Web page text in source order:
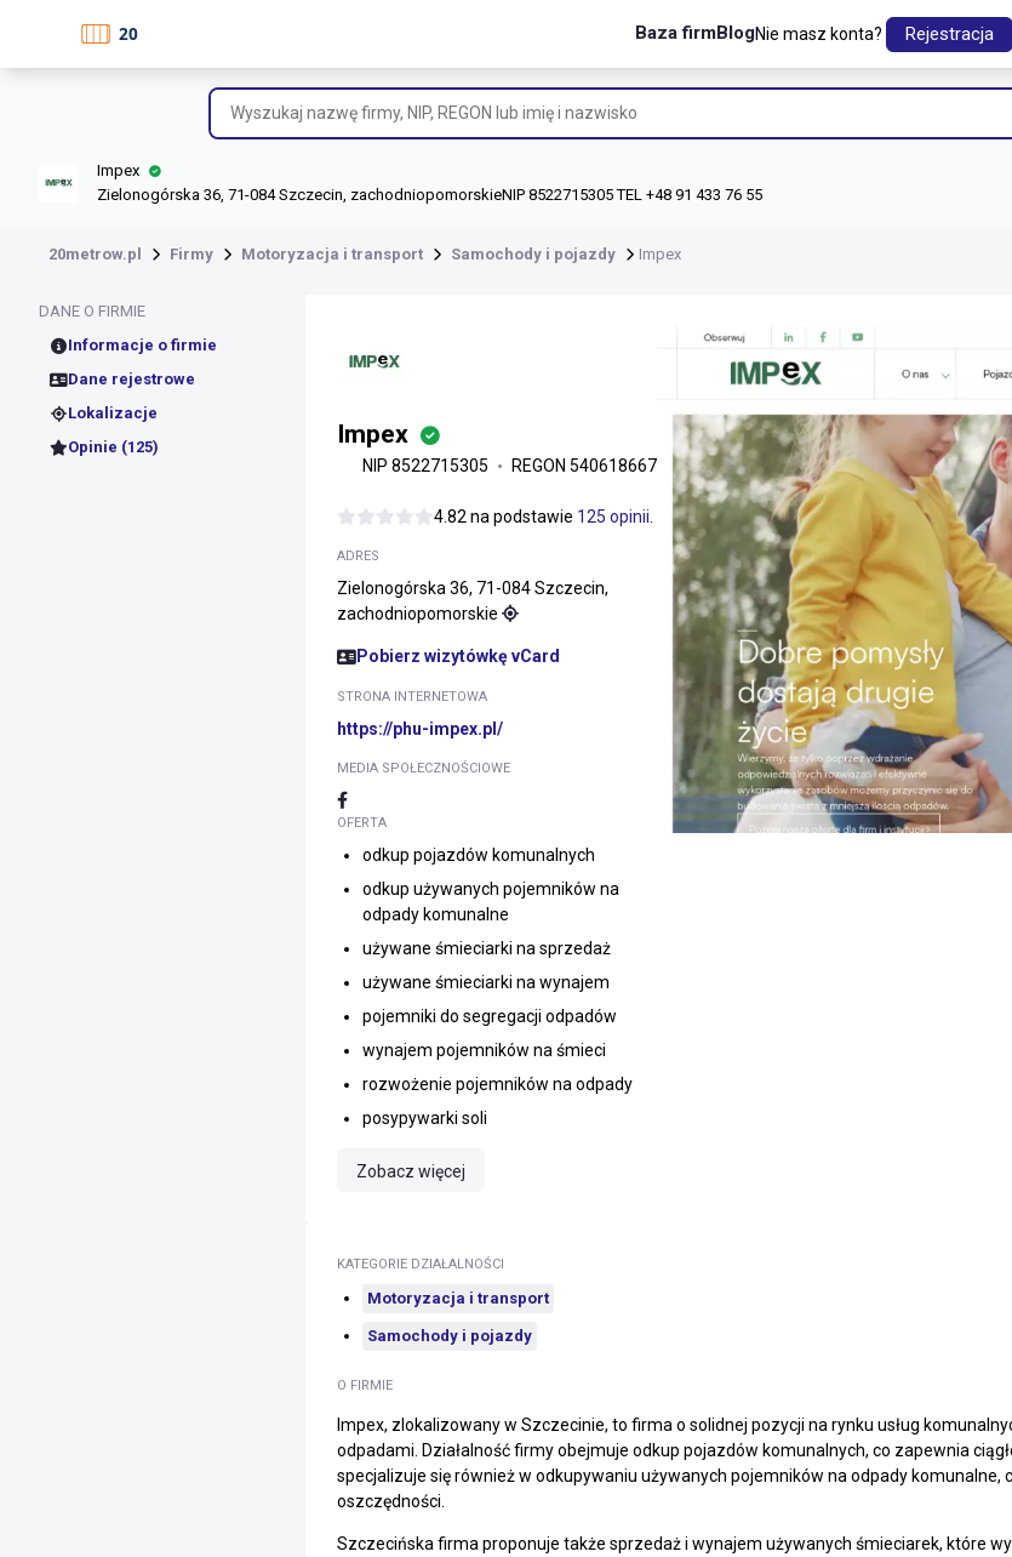
Baza firmBlogNie masz konta? Rejestracja
Impex
Zielonogórska 36, 71-084 Szczecin, zachodniopomorskieNIP 8522715305 TEL +48 91 433 76 55
20metrow.pl Firmy Motoryzacja i transport Samochody i pojazdy Impex
DANE O FIRMIE
Informacje o firmie
Dane rejestrowe
Lokalizacje
Opinie (125)
Impex
NIP 8522715305 REGON 540618667
4.82 na podstawie 125 opinii
ADRES
Zielonogórska 36, 71-084 Szczecin,
zachodniopomorskie
Pobierz wizytówkę vCard
STRONA INTERNETOWA
https://phu-impex.pl/
MEDIA SPOŁECZNOŚCIOWE
OFERTA
odkup pojazdów komunalnych
odkup używanych pojemników na
odpady komunalne
używane śmieciarki na sprzedaż
używane śmieciarki na wynajem
pojemniki do segregacji odpadów
wynajem pojemników na śmieci
rozwożenie pojemników na odpady
posypywarki soli
Zobacz więcej
O FIRMIE
Impex, zlokalizowany w Szczecinie, to firma o solidnej pozycji na rynku usług
odpadami. Działalność firmy obejmuje odkup pojazdów komunalnych, co zapewnia
specjalizuje się również w odkupywaniu używanych pojemników na odpady
oszczędności.
Szczecińska firma proponuje także sprzedaż i wynajem używanych śmieciarek, które
KATEGORIE DZIAŁALNOŚCI
Motoryzacja i transport
Samochody i pojazdy